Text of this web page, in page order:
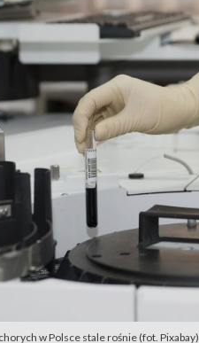
w Polsce stale rośnie (fot. Pixabay)